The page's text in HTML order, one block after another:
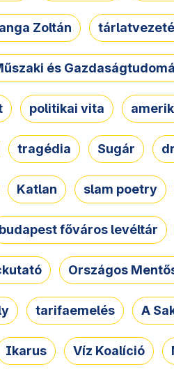
Zoltán
és
politikai vita
tragédia Sugár
Katlan slam poetry
budapest főváros levéltár
Országos
tarifaemelés A
Ikarus Víz Koalíció